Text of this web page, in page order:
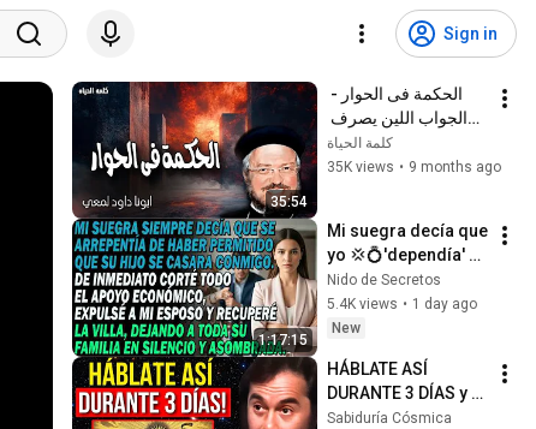
Sign in
35:54
الغضب والكلام الموجع
يهيج السخط - عظات
كلمة الحياة
35K views • 9 months ago
1:17:15
Mi suegra decía que
yo 💢💍'dependía'
de su hijo y se
arrepentía del
matrimonio
Nido de Secretos
5.4K views • 1 day ago
New
HÁBLATE ASÍ
DURANTE 3 DÍAS y
LO ATRAERÁS TODO
Sabiduría Cósmica